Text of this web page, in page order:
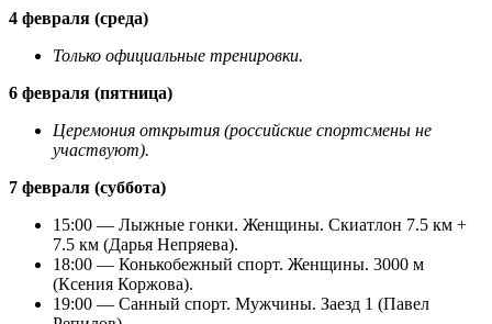
4 февраля (среда)
Только официальные тренировки.
6 февраля (пятница)
Церемония открытия (российские спортсмены не
участвуют).
7 февраля (суббота)
15:00 — Лыжные гонки. Женщины. Скиатлон 7.5 км +
7.5 км (Дарья Непряева).
18:00 — Конькобежный спорт. Женщины. 3000 м
(Ксения Коржова).
19:00 — Санный спорт. Мужчины. Заезд 1 (Павел